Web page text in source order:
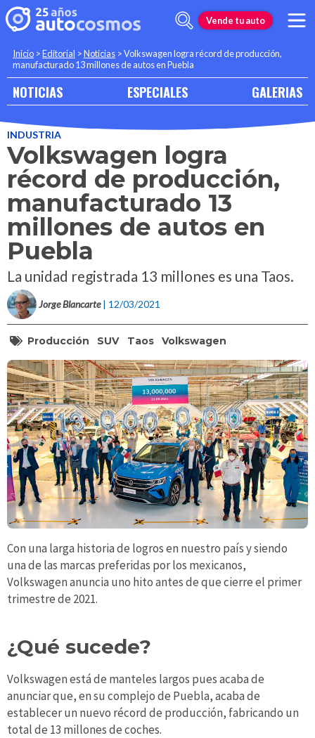
Vende tu auto
Inicio >Editorial >Noticias >Volkswagen logra récord de producción,
manufacturado 13 millones de autos en Puebla
NOTICIAS ESPECIALES GALERIAS
INDUSTRIA
Volkswagen logra
récord de producción,
manufacturado 13
millones de autos en
Puebla
La unidad registrada 13 millones es una Taos.
Jorge Blancarte | 12/03/2021
Producción SUV Taos Volkswagen
Con una larga historia de logros en nuestro país y siendo
una de las marcas preferidas por los mexicanos,
Volkswagen anuncia uno hito antes de que cierre el primer
trimestre de 2021.
¿Qué sucede?
Volkswagen está de manteles largos pues acaba de
anunciar que, en su complejo de Puebla, acaba de
establecer un nuevo récord de producción, fabricando un
total de 13 millones de coches.